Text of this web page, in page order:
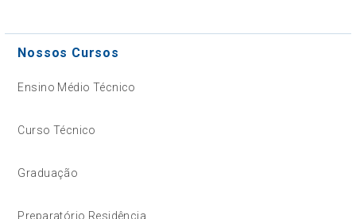
Nossos Cursos
Ensino Médio Técnico
Curso Técnico
Graduação
Preparatório Residência